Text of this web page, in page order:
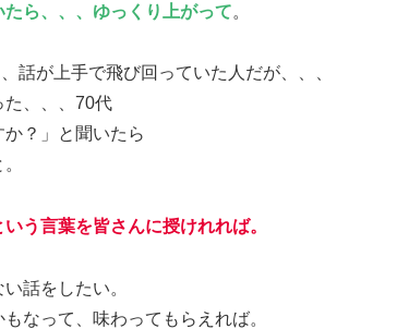
ら、、、ゆっくり上がって。
話が上手で飛び回っていた人だが、、、
た、、、70代
か？」と聞いたら
う言葉を皆さんに授けれれば。
話をしたい。
なって、味わってもらえれば。